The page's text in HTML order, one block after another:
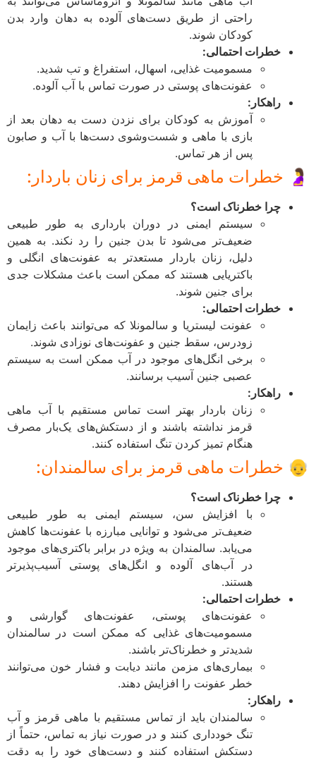
راحتی از طریق دست‌های آلوده به دهان وارد بدن
کودکان شوند.
خطرات احتمالی:
مسمومیت غذایی، اسهال، استفراغ و تب شدید.
عفونت‌های پوستی در صورت تماس با آب آلوده.
راهکار:
آموزش به کودکان برای نزدن دست به دهان بعد از
بازی با ماهی و شست‌وشوی دست‌ها با آب و صابون
پس از هر تماس.
خطرات ماهی قرمز برای زنان باردار:
چرا خطرناک است؟
سیستم ایمنی در دوران بارداری به طور طبیعی
ضعیف‌تر می‌شود تا بدن جنین را رد نکند. به همین
دلیل، زنان باردار مستعدتر به عفونت‌های انگلی و
باکتریایی هستند که ممکن است باعث مشکلات جدی
برای جنین شوند.
خطرات احتمالی:
عفونت لیستریا و سالمونلا که می‌توانند باعث زایمان
زودرس، سقط جنین و عفونت‌های نوزادی شوند.
برخی انگل‌های موجود در آب ممکن است به سیستم
عصبی جنین آسیب برسانند.
راهکار:
زنان باردار بهتر است تماس مستقیم با آب ماهی
قرمز نداشته باشند و از دستکش‌های یک‌بار مصرف
هنگام تمیز کردن تنگ استفاده کنند.
خطرات ماهی قرمز برای سالمندان:
چرا خطرناک است؟
با افزایش سن، سیستم ایمنی به طور طبیعی
ضعیف‌تر می‌شود و توانایی مبارزه با عفونت‌ها کاهش
می‌یابد. سالمندان به ویژه در برابر باکتری‌های موجود
در آب‌های آلوده و انگل‌های پوستی آسیب‌پذیرتر
هستند.
خطرات احتمالی:
عفونت‌های پوستی، عفونت‌های گوارشی و
مسمومیت‌های غذایی که ممکن است در سالمندان
شدیدتر و خطرناک‌تر باشند.
بیماری‌های مزمن مانند دیابت و فشار خون می‌توانند
خطر عفونت را افزایش دهند.
راهکار:
سالمندان باید از تماس مستقیم با ماهی قرمز و آب
تنگ خودداری کنند و در صورت نیاز به تماس، حتماً از
دستکش استفاده کنند و دست‌های خود را به دقت